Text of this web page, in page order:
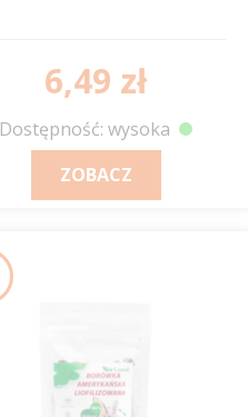
6,49 zł
Dostępność: wysoka
ZOBACZ